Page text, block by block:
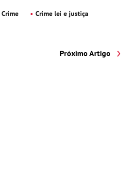
Crime
Crime lei e justiça
Próximo Artigo